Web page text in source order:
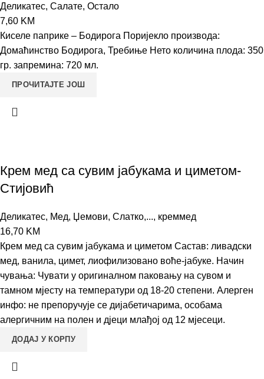
Деликатес, Салате, Остало
7,60 KM
Киселе паприке – Бодирога Поријекло производа:
Домаћинство Бодирога, Требиње Нето количина плода: 350
гр. запремина: 720 мл.
ПРОЧИТАЈТЕ ЈОШ
Крем мед са сувим јабукама и циметом-
Стијовић
Деликатес, Мед, Џемови, Слатко,..., креммед
16,70 KM
Крем мед са сувим јабукама и циметом Састав: ливадски
мед, ванила, цимет, лиофилизовано воће-јабуке. Начин
чувања: Чувати у оригиналном паковању на сувом и
тамном мјесту на температури од 18-20 степени. Алерген
инфо: не препоручује се дијабетичарима, особама
алергичним на полен и дјеци млађој од 12 мјесеци.
ДОДАЈ У КОРПУ